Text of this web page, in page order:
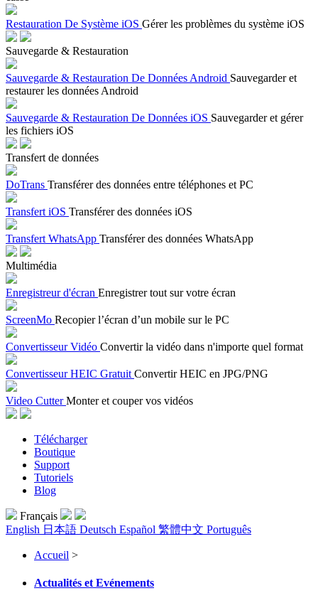
Restauration De Système iOS Gérer les problèmes du système iOS
Sauvegarde & Restauration
Sauvegarde & Restauration De Données Android Sauvegarder et
restaurer les données Android
Sauvegarde & Restauration De Données iOS Sauvegarder et gérer
les fichiers iOS
Transfert de données
DoTrans Transférer des données entre téléphones et PC
Transfert iOS Transférer des données iOS
Transfert WhatsApp Transférer des données WhatsApp
Multimédia
Enregistreur d'écran Enregistrer tout sur votre écran
ScreenMo Recopier l’écran d’un mobile sur le PC
Convertisseur Vidéo Convertir la vidéo dans n'importe quel format
Convertisseur HEIC Gratuit Convertir HEIC en JPG/PNG
Video Cutter Monter et couper vos vidéos
Télécharger
Boutique
Support
Tutoriels
Blog
Français
English 日本語 Deutsch Español 繁體中文 Português
Accueil >
Actualités et Evénements